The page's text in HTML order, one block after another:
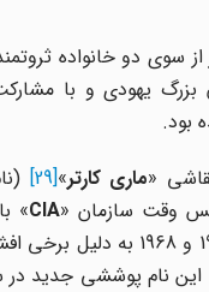
دو خانواده
بود.
«ماری کارتر»
[29]
وقت سازمان «CIA
»
یهودی راه اندازی کرده بود.
این نام پوششی جدید